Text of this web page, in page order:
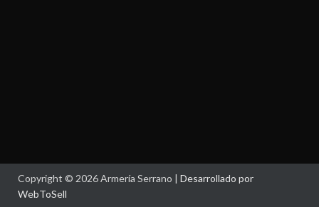
Copyright © 2026 Armería Serrano | Desarrollado por
WebToSell